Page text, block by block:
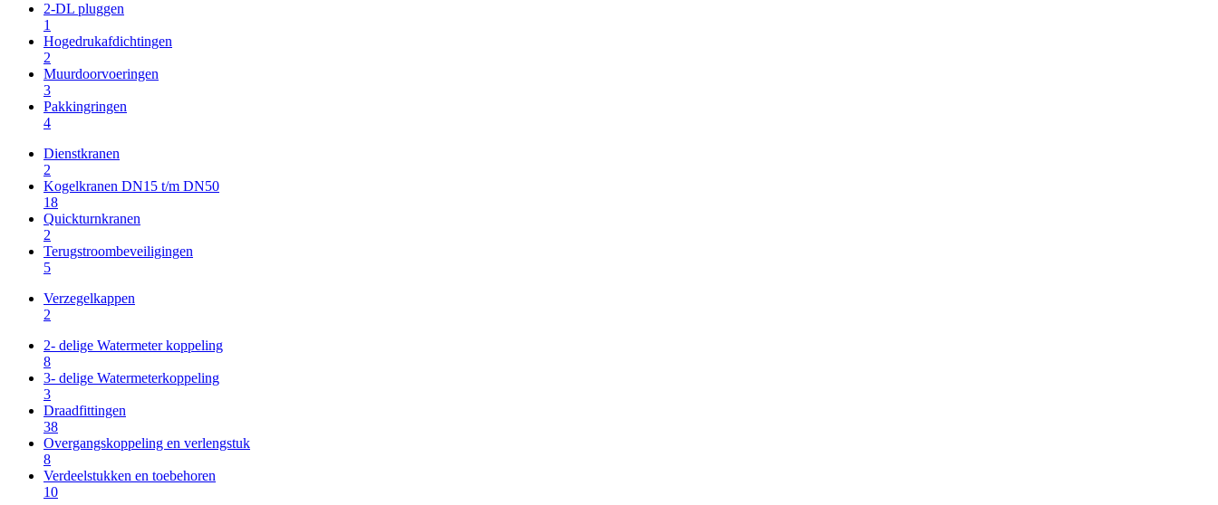
2-DL pluggen
1
Hogedrukafdichtingen
2
Muurdoorvoeringen
3
Pakkingringen
4
Dienstkranen
2
Kogelkranen DN15 t/m DN50
18
Quickturnkranen
2
Terugstroombeveiligingen
5
Verzegelkappen
2
2- delige Watermeter koppeling
8
3- delige Watermeterkoppeling
3
Draadfittingen
38
Overgangskoppeling en verlengstuk
8
Verdeelstukken en toebehoren
10